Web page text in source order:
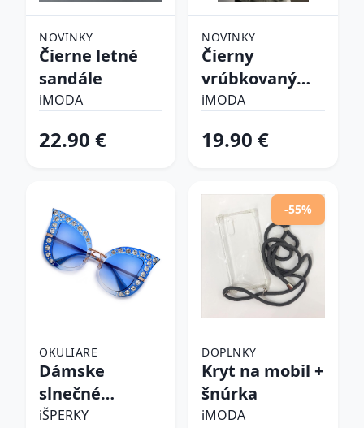
NOVINKY
Čierne letné
sandále
iMODA
22.90 €
NOVINKY
Čierny
vrúbkovaný
top
iMODA
19.90 €
OKULIARE
Dámske
slnečné
okuliare
iŠPERKY
-55%
DOPLNKY
Kryt na mobil +
šnúrka
iMODA